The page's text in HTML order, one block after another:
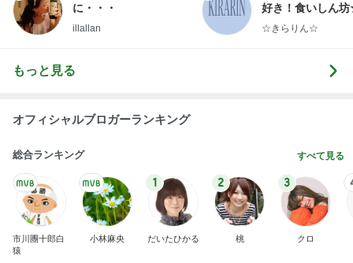
に・・・
illallan
好き！食いしん
らりん☆のブログ
☆きらりん☆
もっと見る
オフィシャルブロガーランキング
総合ランキング すべて見る
市川團十郎白
猿
小林麻央
1
だいたひかる
2
桃
3
クロ